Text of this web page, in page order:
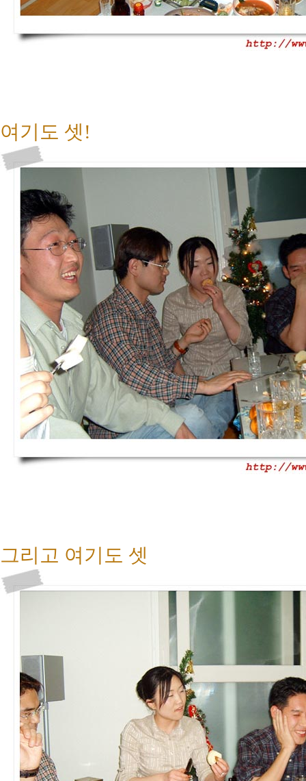
여기도 셋!
그리고 여기도 셋